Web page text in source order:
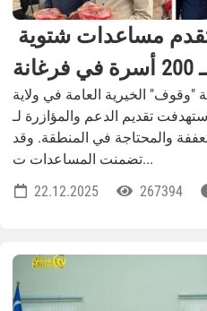
الخيرية العامة في ولاية
تقديم الدعم والمؤازرة لـ
والمحتاجة في المنطقة. وقد
تضمنت المساعدات ت...
22.12.2025
267394